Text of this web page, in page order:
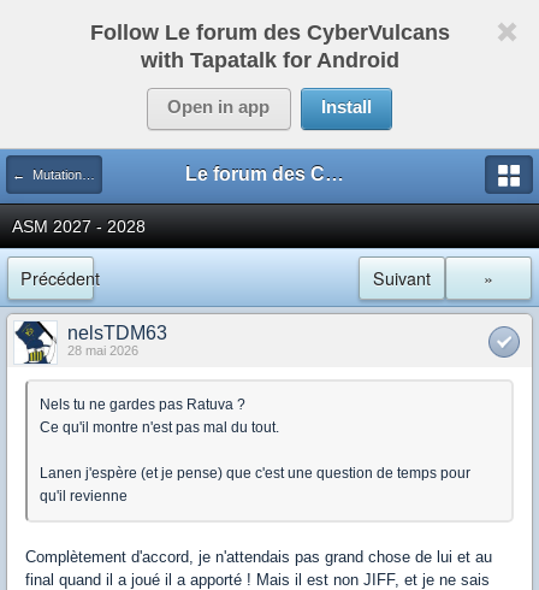
Follow Le forum des CyberVulcans
with Tapatalk for Android
Open in app Install
← Mutations ASM Le forum des CyberVulcans
ASM 2027 - 2028
Précédent »
Suivant
nelsTDM63
28 mai 2026
Nels tu ne gardes pas Ratuva ?
Ce qu'il montre n'est pas mal du tout.
Lanen j'espère (et je pense) que c'est une question de temps pour
qu'il revienne
Complètement d'accord, je n'attendais pas grand chose de lui et au
final quand il a joué il a apporté ! Mais il est non JIFF, et je ne sais